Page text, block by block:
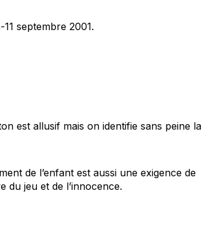
septembre 2001.
est allusif mais on identifie sans peine la
de l’enfant est aussi une exigence de
du jeu et de l’innocence.